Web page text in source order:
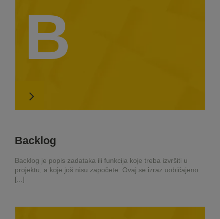
B
Backlog
Backlog je popis zadataka ili funkcija koje treba izvršiti u
projektu, a koje još nisu započete. Ovaj se izraz uobičajeno
[...]